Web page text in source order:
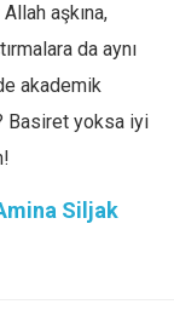
aşkına,
da aynı
akademik
Basiret yoksa iyi
Siljak